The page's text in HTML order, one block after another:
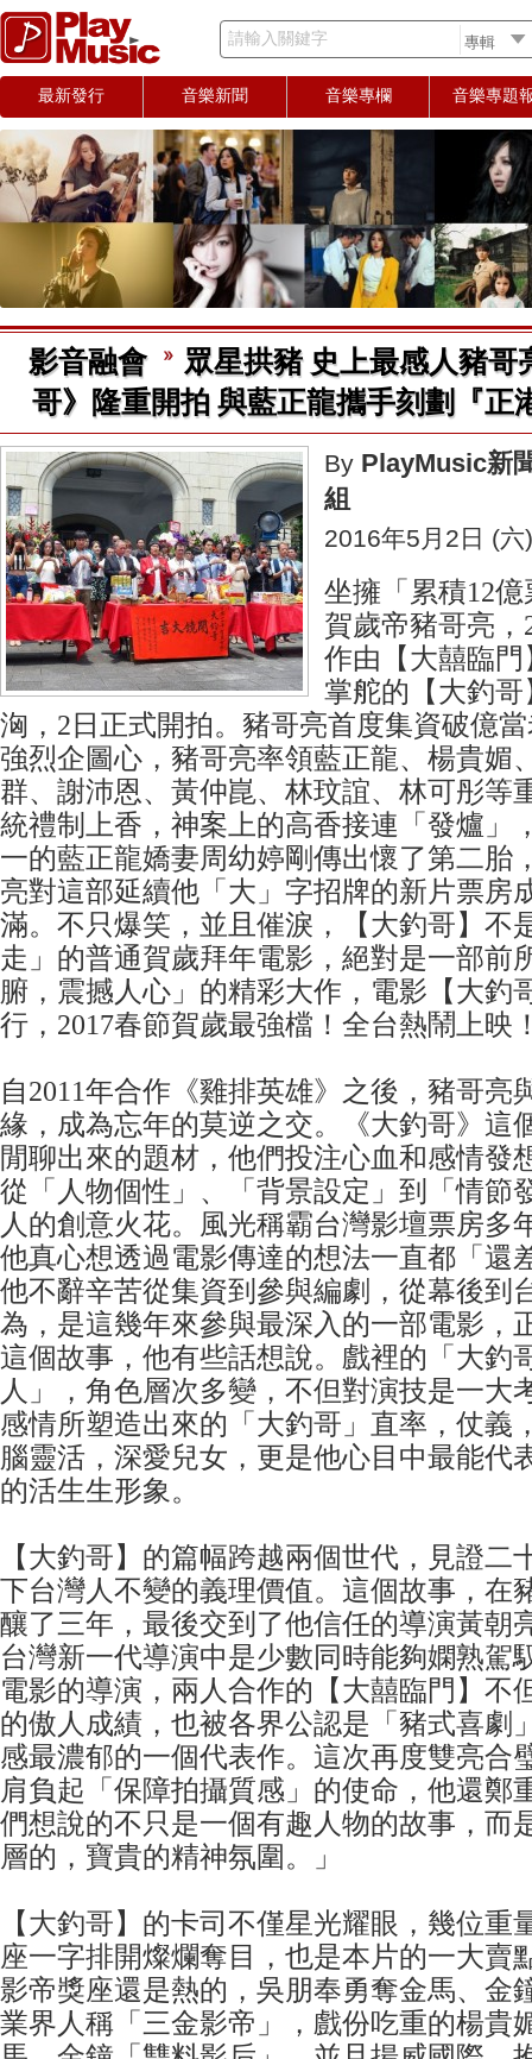
請輸入關鍵字
最新發行 音樂新聞 音樂專欄 音樂專題
影音融會
眾星拱豬 史上最感人豬哥
哥》隆重開拍 與藍正龍攜手刻劃『正
By PlayMusic新
組
2016年5月2日 (六)
坐擁「累積12
賀歲帝豬哥亮，
作由【大囍臨
掌舵的【大釣
洶，2日正式開拍。豬哥亮首度集資破億
強烈企圖心，豬哥亮率領藍正龍、楊貴媚
群、謝沛恩、黃仲崑、林玟誼、林可彤等
統禮制上香，神案上的高香接連「發爐」
一的藍正龍嬌妻周幼婷剛傳出懷了第二胎
亮對這部延續他「大」字招牌的新片票房
滿。不只爆笑，並且催淚，【大釣哥】不
走」的普通賀歲拜年電影，絕對是一部前
腑，震撼人心」的精彩大作，電影【大釣
行，2017春節賀歲最強檔！全台熱鬧上映
自2011年合作《雞排英雄》之後，豬哥亮
緣，成為忘年的莫逆之交。《大釣哥》這
閒聊出來的題材，他們投注心血和感情發
從「人物個性」、「背景設定」到「情節
人的創意火花。風光稱霸台灣影壇票房多
他真心想透過電影傳達的想法一直都「還
他不辭辛苦從集資到參與編劇，從幕後到
為，是這幾年來參與最深入的一部電影，
這個故事，他有些話想說。戲裡的「大釣
人」，角色層次多變，不但對演技是一大
感情所塑造出來的「大釣哥」直率，仗義
腦靈活，深愛兒女，更是他心目中最能代
的活生生形象。
【大釣哥】的篇幅跨越兩個世代，見證二
下台灣人不變的義理價值。這個故事，在
釀了三年，最後交到了他信任的導演黃朝
台灣新一代導演中是少數同時能夠嫻熟駕
電影的導演，兩人合作的【大囍臨門】不
的傲人成績，也被各界公認是「豬式喜劇
感最濃郁的一個代表作。這次再度雙亮合
肩負起「保障拍攝質感」的使命，他還鄭
們想說的不只是一個有趣人物的故事，而
層的，寶貴的精神氛圍。」
【大釣哥】的卡司不僅星光耀眼，幾位重
座一字排開燦爛奪目，也是本片的一大賣
影帝獎座還是熱的，吳朋奉勇奪金馬、金
業界人稱「三金影帝」，戲份吃重的楊貴